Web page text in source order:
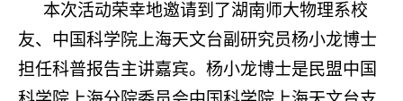
本次活动荣幸地邀请到了湖南师大物理系校
友、中国科学院上海天文台副研究员杨小龙博士
担任科普报告主讲嘉宾。杨小龙博士是民盟中国